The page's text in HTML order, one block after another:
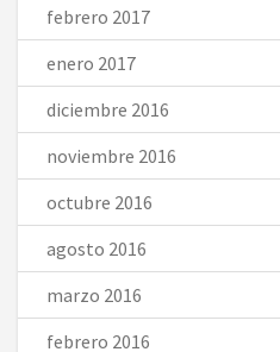
febrero 2017
enero 2017
diciembre 2016
noviembre 2016
octubre 2016
agosto 2016
marzo 2016
febrero 2016